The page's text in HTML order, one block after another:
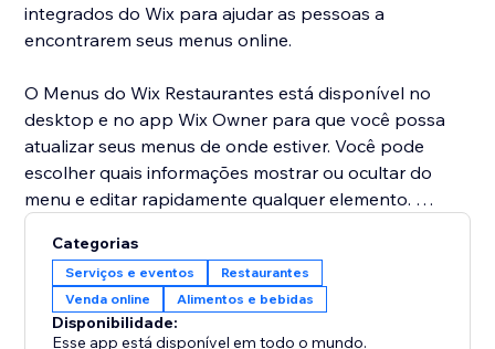
integrados do Wix para ajudar as pessoas a
encontrarem seus menus online.
O Menus do Wix Restaurantes está disponível no
desktop e no app Wix Owner para que você possa
atualizar seus menus de onde estiver. Você pode
escolher quais informações mostrar ou ocultar do
menu e editar rapidamente qualquer elemento.
Pedidos do Wix Restaurantes (novo) para permitir que
os clientes peçam comida diretamente do seu site.
Categorias
Serviços e eventos
Restaurantes
Venda online
Alimentos e bebidas
Disponibilidade:
Esse app está disponível em todo o mundo.